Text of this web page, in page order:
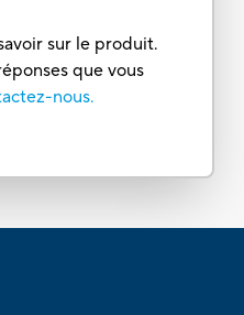
sur le produit.
que vous
nous.